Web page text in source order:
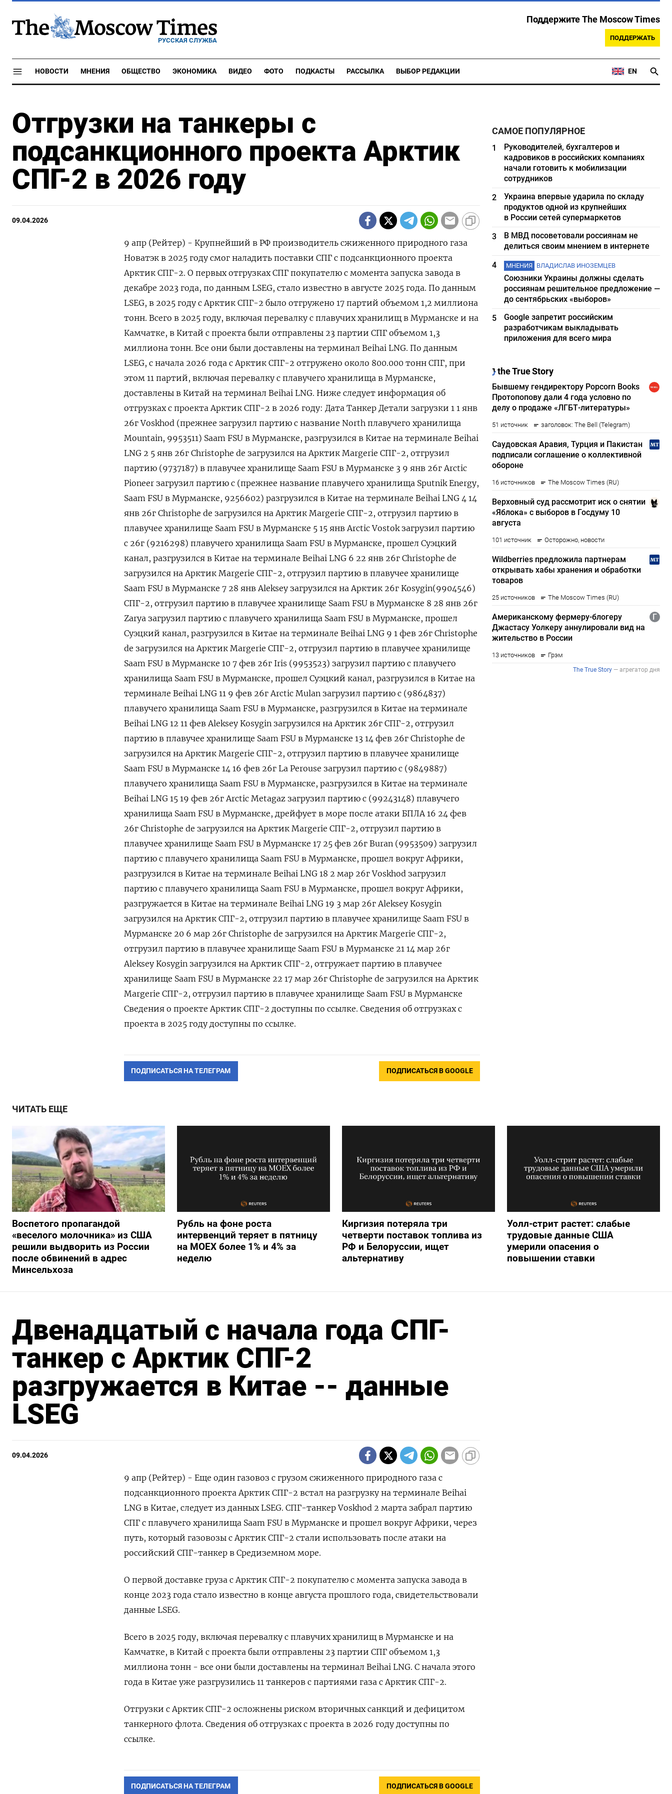
РУССКАЯ СЛУЖБА
Поддержите The Moscow Times
ПОДДЕРЖАТЬ
НОВОСТИ МНЕНИЯ ОБЩЕСТВО ЭКОНОМИКА ВИДЕО ФОТО ПОДКАСТЫ РАССЫЛКА ВЫБОР РЕДАКЦИИ EN
Отгрузки на танкеры с
подсанкционного проекта Арктик
СПГ-2 в 2026 году
09.04.2026
9 апр (Рейтер) - Крупнейший в РФ производитель сжиженного природного газа
Новатэк в 2025 году смог наладить поставки СПГ с подсанкционного проекта
Арктик СПГ-2. О первых отгрузках СПГ покупателю с момента запуска завода в
декабре 2023 года, по данным LSEG, стало известно в августе 2025 ‌года. По данным
LSEG, в 2025 году с Арктик СПГ-2 было отгружено 17 партий объемом 1,2 миллиона
тонн. Всего в 2025 году, включая перевалку с плавучих хранилищ в Мурманске и на
Камчатке, в Китай с проекта были отправлены 23 партии СПГ объемом 1,3 ​
миллиона тонн. Все они были доставлены на ​терминал Beihai LNG. По данным
LSEG, с начала ​2026 года ⁠с Арктик СПГ-2 отгружено около 800.000 тонн СПГ, при
этом 11 партий, включая перевалку с ‌плавучего хранилища в Мурманске,
доставлены в Китай на терминал ‌Beihai LNG. Ниже следует информация об
отгрузках с проекта Арктик СПГ-2 в 2026 году: Дата Танкер Детали загрузки 1 1 янв
26г Voskhod (прежнее загрузил партию с название North плавучего хранилища
Mountain, 9953511) Saam FSU ​в Мурманске, разгрузился в Китае на терминале Beihai
LNG 2 5 янв 26г Сhristophe de загрузился на Арктик Margerie СПГ-2, отгрузил
партию (9737187) в плавучее хранилище Saam FSU в ‌Мурманске 3 9 янв 26г Arctic
Pioneer загрузил партию с (прежнее название плавучего хранилища Sputnik Energy,
Saam FSU в Мурманске, 9256602) разгрузился в Китае на терминале Beihai LNG 4 14
янв ​26г Сhristophe de загрузился на Арктик Margerie СПГ-2, отгрузил партию в
плавучее хранилище Saam FSU в Мурманске 5 15 янв Arctic Vostok загрузил партию
с 26г (9216298) плавучего хранилища Saam FSU в Мурманске, прошел ‌Суэцкий
канал, разгрузился в Китае на терминале Beihai LNG 6 22 янв 26г Сhristophe de
загрузился на Арктик Margerie СПГ-2, отгрузил партию в плавучее хранилище
Saam FSU в Мурманске 7 28 янв Aleksey загрузился на Арктик 26г Kosygin(9904546)
СПГ-2, отгрузил партию в плавучее хранилище Saam FSU в Мурманске 8 28 янв 26г
Zarya загрузил партию с плавучего ​хранилища Saam FSU в Мурманске, прошел
Суэцкий ​канал, разгрузился в Китае на терминале Beihai ‌LNG 9 1 фев 26г Сhristophe
de загрузился на Арктик Margerie СПГ-2, отгрузил партию в плавучее хранилище
Saam FSU в Мурманске 10 7 фев 26г Iris (9953523) загрузил партию с плавучего
хранилища Saam FSU ​в Мурманске, прошел Суэцкий канал, разгрузился в Китае на
терминале Beihai LNG 11 9 фев 26г Arctic Mulan загрузил партию с (9864837)
плавучего хранилища Saam FSU в Мурманске, разгрузился в Китае на терминале
Beihai LNG 12 11 фев Aleksey Kosygin загрузился на Арктик 26г СПГ-2, отгрузил
партию в плавучее хранилище Saam FSU в Мурманске 13 14 фев 26г Сhristophe de
загрузился на Арктик Margerie СПГ-2, отгрузил партию в плавучее хранилище
Saam FSU в Мурманске 14 16 фев 26г La Perouse загрузил партию с (9849887)
плавучего хранилища Saam FSU в Мурманске, разгрузился в Китае на терминале
Beihai LNG 15 19 фев 26г Arctic Metagaz загрузил партию с (99243148) плавучего
хранилища Saam FSU в Мурманске, дрейфует в море после атаки БПЛА 16 24 фев
26г Сhristophe de загрузился на Арктик Margerie СПГ-2, отгрузил партию в
плавучее хранилище Saam ​FSU в Мурманске 17 25 фев 26г Buran (9953509) загрузил
партию с плавучего ⁠хранилища Saam FSU в Мурманске, прошел вокруг Африки,
разгрузился в Китае на терминале Beihai LNG 18 2 мар 26г Voskhod загрузил
партию с плавучего хранилища Saam FSU в Мурманске, прошел вокруг Африки,
разгружается в Китае на терминале Beihai LNG 19 3 мар ‌26г Aleksey Kosygin
загрузился на Арктик СПГ-2, отгрузил партию в плавучее хранилище Saam FSU в
Мурманске 20 6 мар 26г Сhristophe de загрузился на Арктик Margerie СПГ-2,
отгрузил партию в ‌плавучее хранилище Saam FSU в Мурманске 21 14 мар 26г
Aleksey Kosygin загрузился на Арктик СПГ-2, отгружает партию в плавучее
хранилище Saam FSU в Мурманске 22 17 мар 26г Сhristophe de загрузился на ​Арктик
Margerie СПГ-2, отгрузил партию в плавучее хранилище Saam FSU в Мурманске
Сведения о проекте Арктик СПГ-2 доступны по ‌ссылке. Сведения об отгрузках с
проекта в 2025 году доступны по ссылке.
ПОДПИСАТЬСЯ НА ТЕЛЕГРАМ ПОДПИСАТЬСЯ В GOOGLE
САМОЕ ПОПУЛЯРНОЕ
1
Руководителей, бухгалтеров и
кадровиков в российских компаниях
начали готовить к мобилизации
сотрудников
2
Украина впервые ударила по складу
продуктов одной из крупнейших
в России сетей супермаркетов
3
В МВД посоветовали россиянам не
делиться своим мнением в интернете
4
МНЕНИЯ ВЛАДИСЛАВ ИНОЗЕМЦЕВ
Союзники Украины должны сделать
россиянам решительное предложение —
до сентябрьских «выборов»
5
Google запретит российским
разработчикам выкладывать
приложения для всего мира
ЧИТАТЬ ЕЩЕ
Воспетого пропагандой
«веселого молочника» из США
решили выдворить из России
после обвинений в адрес
Минсельхоза
Рубль на фоне роста
интервенций теряет в пятницу
на МОЕХ более 1% и 4% за
неделю
Киргизия потеряла три
четверти поставок топлива из
РФ и Белоруссии, ищет
альтернативу
Уолл-стрит растет: слабые
трудовые данные США
умерили опасения о
повышении ставки
Двенадцатый с начала года СПГ-
танкер с Арктик СПГ-2
разгружается в Китае -- данные
LSEG
09.04.2026
9 апр (Рейтер) - Еще один газовоз с грузом сжиженного природного газа с
подсанкционного проекта Арктик СПГ-2 ‌встал на разгрузку на терминале Beihai
LNG в Китае, следует из данных LSEG. СПГ-танкер Voskhod 2 марта ​забрал партию
СПГ ​с ​плавучего хранилища Saam ⁠FSU в Мурманске и ‌прошел вокруг Африки, через
путь, ‌который газовозы с Арктик СПГ-2 стали использовать ​после атаки на
российский СПГ-танкер в ‌Средиземном море.
О первой доставке груза с ​Арктик СПГ-2 покупателю с момента запуска завода ‌в
конце 2023 года стало известно в конце августа прошлого года, свидетельствовали
данные ​LSEG.
Всего ​в 2025 ‌году, включая перевалку с плавучих хранилищ ​в Мурманске и на
Камчатке, в Китай с проекта были отправлены 23 партии СПГ объемом 1,3
миллиона тонн - все они были доставлены на терминал Beihai LNG. С начала этого ​
года в Китае ⁠уже разгрузились 11 танкеров с партиями газа с Арктик ‌СПГ-2.
Отгрузки с Арктик СПГ-2 осложнены риском ‌вторичных санкций и дефицитом
танкерного флота. Сведения об ​отгрузках с проекта в 2026 ‌году доступны по
ссылке.
ПОДПИСАТЬСЯ НА ТЕЛЕГРАМ ПОДПИСАТЬСЯ В GOOGLE